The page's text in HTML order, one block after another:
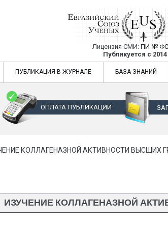
Евразийский Союз
Лицензия СМИ: ПИ №
Публикуется с
Евразийский Союз Ученых —
ПУБЛИКАЦИЯ В ЖУРНАЛЕ БАЗА ЗНАНИЙ
ОПЛАТА ПУБЛИКАЦИИ
КОЛЛАГЕНАЗНОЙ АКТИВНОСТИ ВЫСШИХ
ИЗУЧЕНИЕ КОЛЛАГЕНАЗНОЙ